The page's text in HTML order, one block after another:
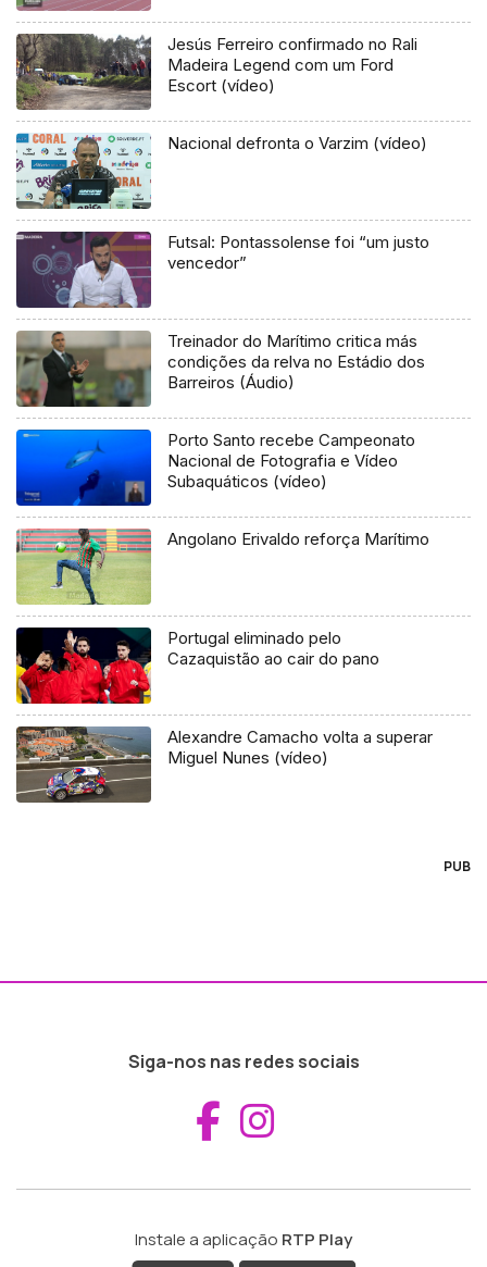
Jesús Ferreiro confirmado no Rali
Madeira Legend com um Ford
Escort (vídeo)
Nacional defronta o Varzim (vídeo)
Futsal: Pontassolense foi “um justo
vencedor”
Treinador do Marítimo critica más
condições da relva no Estádio dos
Barreiros (Áudio)
Porto Santo recebe Campeonato
Nacional de Fotografia e Vídeo
Subaquáticos (vídeo)
Angolano Erivaldo reforça Marítimo
Portugal eliminado pelo
Cazaquistão ao cair do pano
Alexandre Camacho volta a superar
Miguel Nunes (vídeo)
PUB
Siga-nos nas redes sociais
Aceder ao
Instale a aplicação RTP Play